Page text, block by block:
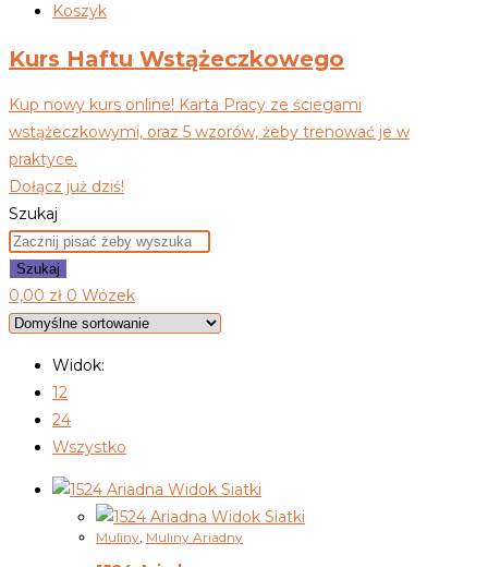
Koszyk
Kurs Haftu Wstążeczkowego
Kup nowy kurs online! Karta Pracy ze ściegami
wstążeczkowymi, oraz 5 wzorów, żeby trenować je w
praktyce.
Dołącz już dziś!
Szukaj
Szukaj
0,00 zł 0 Wózek
Widok:
12
24
Wszystko
Widok Siatki
Widok Siatki
Muliny, Muliny Ariadny